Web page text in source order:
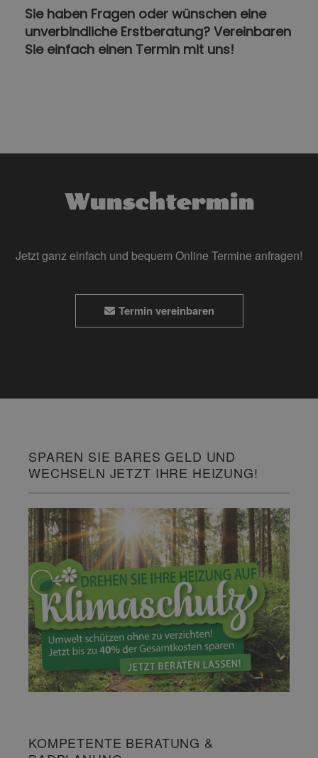
Sie haben Fragen oder wünschen eine
unverbindliche Erstberatung? Vereinbaren
Sie einfach einen Termin mit uns!
Wunschtermin
Jetzt ganz einfach und bequem Online Termine anfragen!
Termin vereinbaren
SPAREN SIE BARES GELD UND
WECHSELN JETZT IHRE HEIZUNG!
KOMPETENTE BERATUNG &